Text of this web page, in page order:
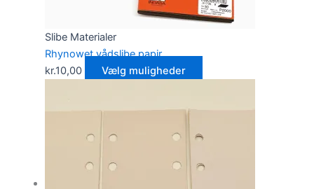
Slibe Materialer
Rhynowet vådslibe papir
kr.10,00 Vælg muligheder